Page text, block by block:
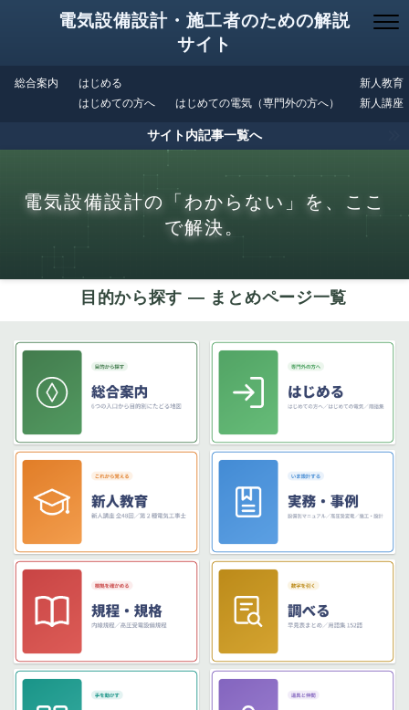
電気設備設計・施工者のための解説
サイト
総合案内
はじめる
はじめての方へ
はじめての電気（専門外の方へ）
新人教育
新人講座
サイト内記事一覧へ
電気設備設計の「わからない」を、ここ
で解決。